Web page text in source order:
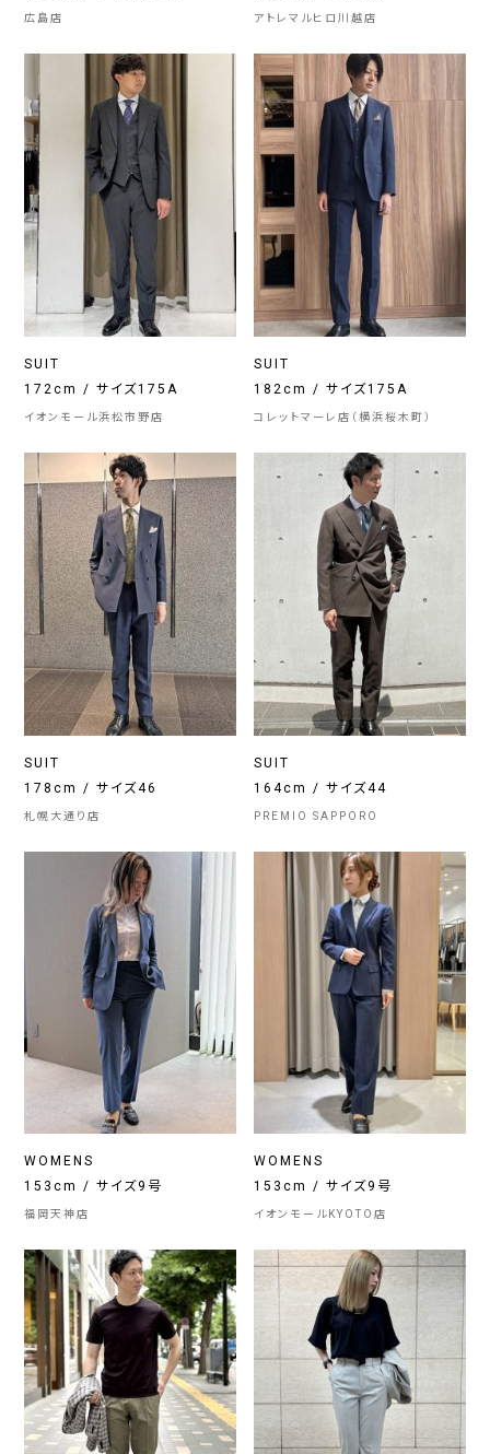
広島店 アトレマルヒロ川越店
SUIT
172cm / サイズ175A
イオンモール浜松市野店
SUIT
182cm / サイズ175A
コレットマーレ店（横浜桜木町）
SUIT
178cm / サイズ46
札幌大通り店
SUIT
164cm / サイズ44
PREMIO SAPPORO
WOMENS
153cm / サイズ9号
福岡天神店
WOMENS
153cm / サイズ9号
イオンモールKYOTO店